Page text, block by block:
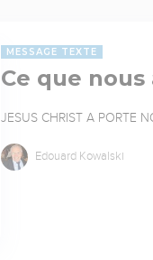
MESSAGE TEXTE
Ce que
JESUS CHRIST A PORTE
Edouard Kowalski